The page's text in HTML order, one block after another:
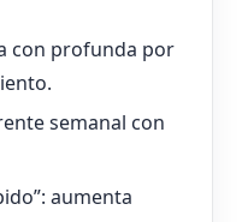
con profunda por
semanal con
aumenta